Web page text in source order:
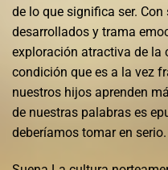
de lo que significa ser.
desarrollados y trama
exploración atractiva de la
condición que es a la vez
nuestros hijos aprenden
de nuestras palabras es
deberíamos tomar en serio.